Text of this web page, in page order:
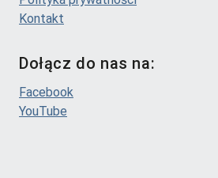
Kontakt
Dołącz do nas na:
Facebook
YouTube